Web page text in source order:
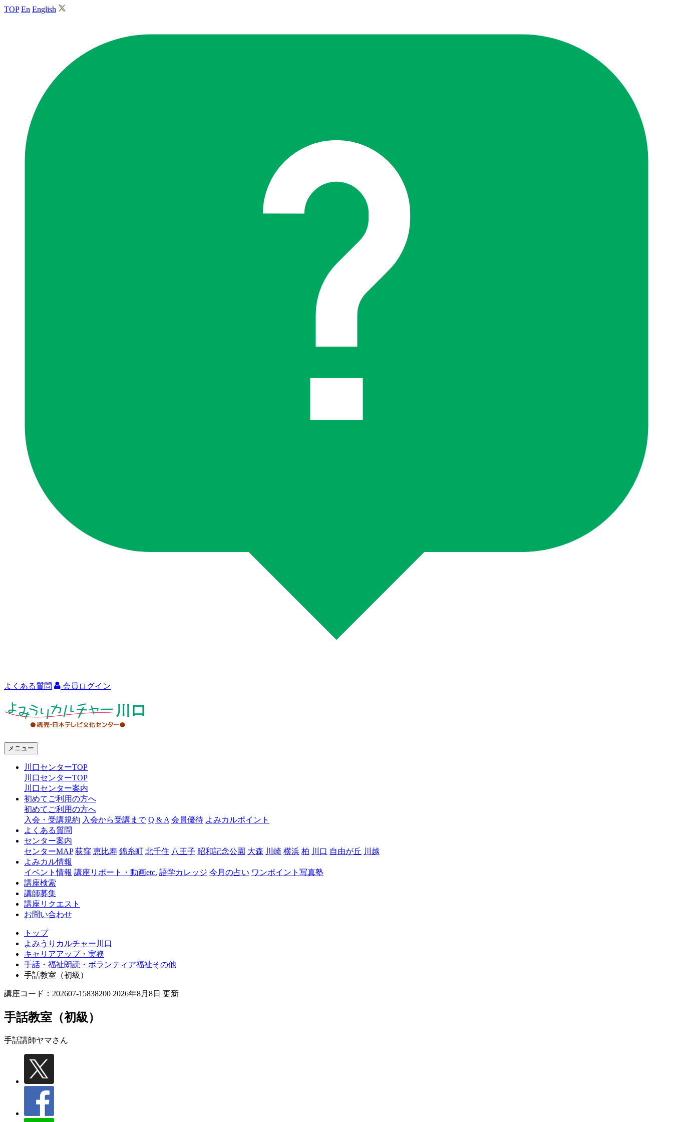
TOP En English
よくある質問 会員ログイン
ャ
川
口
メニュー
川口センターTOP
川口センターTOP
川口センター案内
初めてご利用の方へ
初めてご利用の方へ
入会・受講規約 入会から受講まで Q & A 会員優待 よみカルポイント
よくある質問
センター案内
センターMAP 荻窪 恵比寿 錦糸町 北千住 八王子 昭和記念公園 大森 川崎 横浜 柏 川口 自由が丘 川越
よみカル情報
イベント情報 講座リポート・動画etc. 語学カレッジ 今月の占い ワンポイント写真塾
講座検索
講師募集
講座リクエスト
お問い合わせ
トップ
よみうりカルチャー川口
キャリアアップ・実務
手話・福祉朗読・ボランティア福祉その他
手話教室（初級）
講座コード：202607-15838200 2026年8月8日 更新
手話教室（初級）
手話講師ヤマさん